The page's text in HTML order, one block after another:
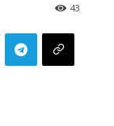
43